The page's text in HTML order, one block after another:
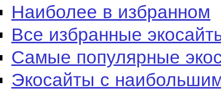
Наиболее в избранном
Все избранные
Самые популярные
Экосайты с